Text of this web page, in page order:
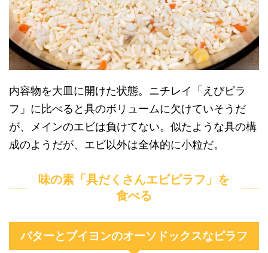
内容物を大皿に開けた状態。ニチレイ「えびピラ
フ」に比べると具のボリュームに欠けていそうだ
が、メインのエビは負けてない。似たような具の構
成のようだが、エビ以外は全体的に小粒だ。
味の素「具だくさんエビピラフ」を
食べる
バターとブイヨンのオーソドックスなピラフ